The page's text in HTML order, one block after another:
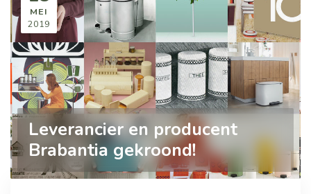
MEI
2019
Leverancier en producent
Brabantia gekroond!